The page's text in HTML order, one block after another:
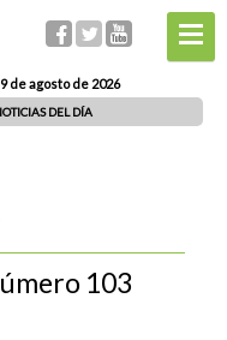
de agosto de 2026
DEL DÍA
103